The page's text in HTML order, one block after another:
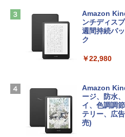
13インチノ
igence、
スプレイ、
TB SSDスト
D - ミッドナ
【
ン 15-fd
SSD インテ
インゲーム
ラインコー
￥3,200
ows11、10/
￥39,582
めのAIコー
￥99
AIイラスト
￥480
FM TOWNS
Amazon
ンチディス
週間持続バ
ク
￥22,980
Amazon
ージ、防水
イ、色調調
テリー、広
売)